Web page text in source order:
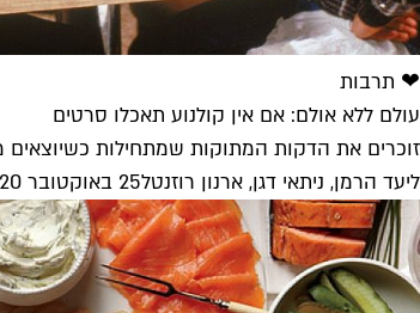
❤ תרבות
עולם ללא אולם: אם אין קולנוע תאכלו סרטים
זוכרים את הדקות המתוקות שמתחילות
ליעד הרמן, ניתאי דגן, ארנון רוזנטל25 באוקטובר 2020